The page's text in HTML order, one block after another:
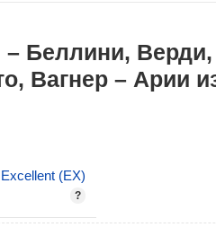
Беллини, Верди,
Вагнер – Арии
Excellent (EX)